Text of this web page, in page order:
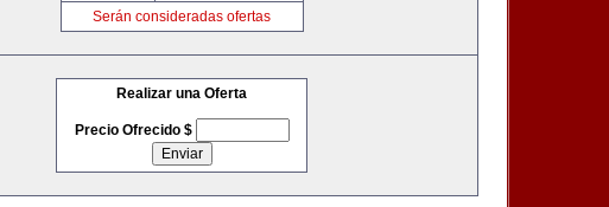
Serán consideradas ofertas
Realizar una Oferta
Precio Ofrecido $